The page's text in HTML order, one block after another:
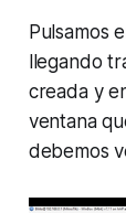
Pulsamos
llegando
creada y
ventana
debemos